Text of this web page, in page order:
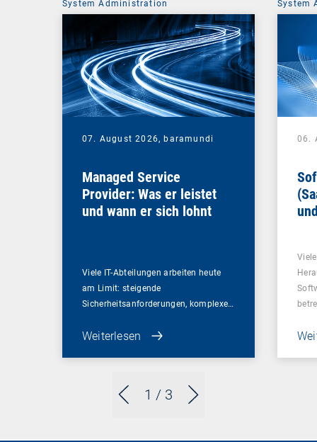
1 / 3
System Administration
07. August 2026, baramundi
Managed Service
Provider: Was er leistet
und wann er sich lohnt
Viele IT-Abteilungen arbeiten heute
am Limit: steigende
Sicherheitsanforderungen, komplexe…
Weiterlesen
System
06.